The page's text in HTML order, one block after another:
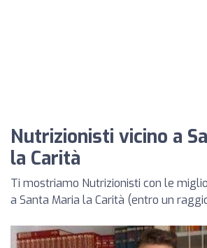
Nutrizionisti vicino a
la Carità
Ti mostriamo Nutrizionisti con le
a Santa Maria la Carità (entro un